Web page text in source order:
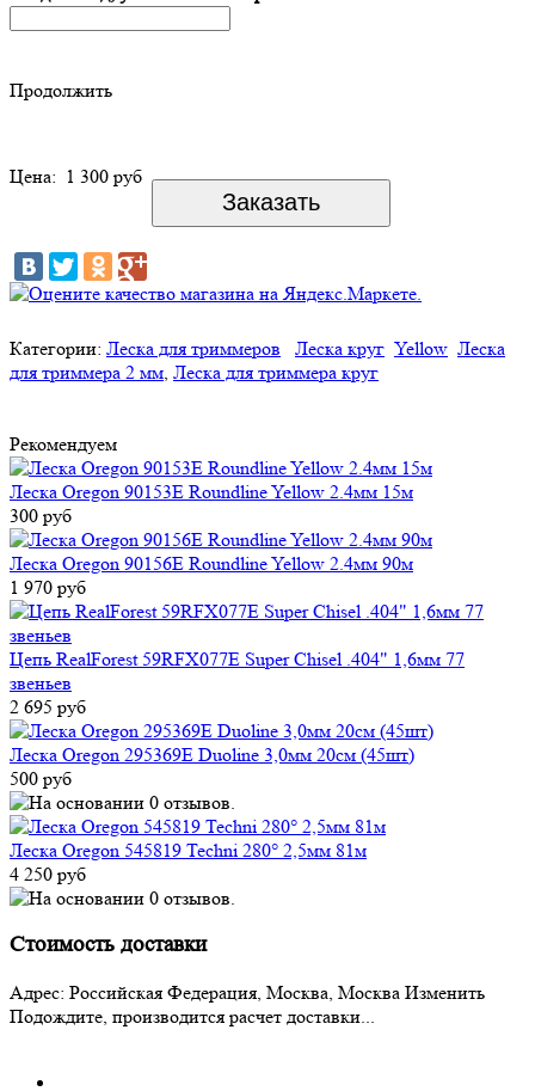
Продолжить
Цена: 1 300 руб
Категории: Леска для триммеров Леска круг Yellow Леска
для триммера 2 мм Леска для триммера круг
Рекомендуем
Леска Oregon 90153E Roundline Yellow 2.4мм 15м
300 руб
Леска Oregon 90156E Roundline Yellow 2.4мм 90м
1 970 руб
Цепь RealForest 59RFX077E Super Chisel .404" 1,6мм 77
звеньев
2 695 руб
Леска Oregon 295369E Duoline 3,0мм 20cм (45шт)
500 руб
Леска Oregon 545819 Techni 280° 2,5мм 81м
4 250 руб
Стоимость доставки
Адрес: Российская Федерация, Москва, Москва Изменить
Подождите, производится расчет доставки...